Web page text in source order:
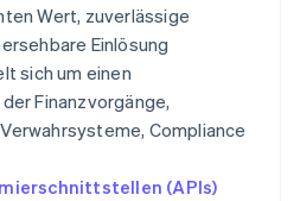
Wert, zuverlässige
Einlösung
sich um einen
Finanzvorgänge,
Compliance
(APIs)